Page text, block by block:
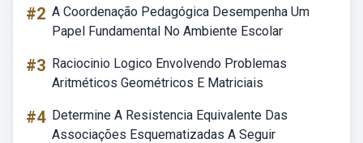
#2 A Coordenação Pedagógica Desempenha Um
Papel Fundamental No Ambiente Escolar
#3 Raciocinio Logico Envolvendo Problemas
Aritméticos Geométricos E Matriciais
#4 Determine A Resistencia Equivalente Das
Associações Esquematizadas A Seguir